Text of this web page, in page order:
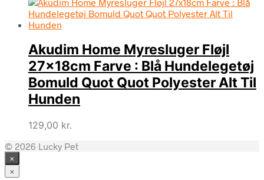
Akudim Home Myresluger Fløjl
27x18cm Farve : Blå Hundelegetøj
Bomuld Quot Quot Polyester Alt Til
Hunden
129,00 kr.
© 2026 Lucky Pet
×
×